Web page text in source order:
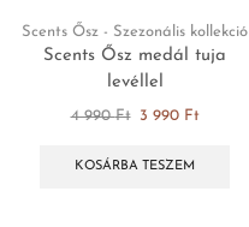
Scents Ősz - Szezonális kollekció
Scents Ősz medál tuja
levéllel
4 990Ft 3 990 Ft
KOSÁRBA TESZEM